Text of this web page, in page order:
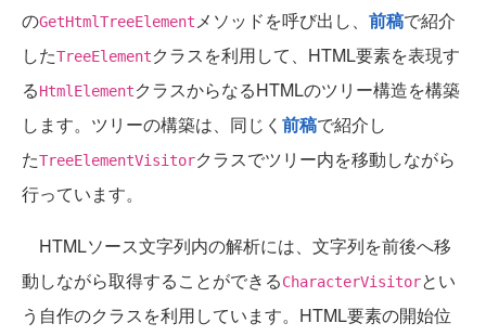
のGetHtmlTreeElementメソッドを呼び出し、 前稿で紹介
したTreeElementクラスを利用して、HTML要素を表現す
るHtmlElementクラスからなるHTMLのツリー構造を構築
します。ツリーの構築は、同じく 前稿で紹介し
たTreeElementVisitorクラスでツリー内を移動しながら
行っています。
HTMLソース文字列内の解析には、文字列を前後へ移
動しながら取得することができるCharacterVisitorとい
う自作のクラスを利用しています。HTML要素の開始位